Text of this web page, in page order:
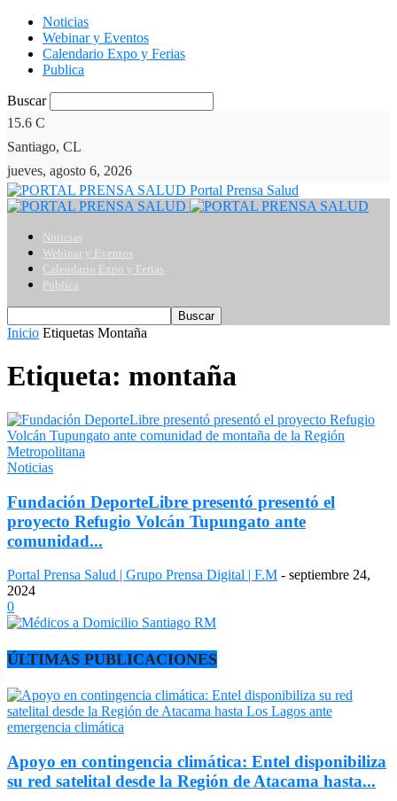
Noticias
Webinar y Eventos
Calendario Expo y Ferias
Publica
Buscar
15.6 C
Santiago, CL
jueves, agosto 6, 2026
Portal Prensa Salud
Noticias
Webinar y Eventos
Calendario Expo y Ferias
Publica
Inicio Etiquetas Montaña
Etiqueta: montaña
Noticias
Fundación DeporteLibre presentó presentó el
proyecto Refugio Volcán Tupungato ante
comunidad...
Portal Prensa Salud | Grupo Prensa Digital | F.M - septiembre 24,
2024
0
ÚLTIMAS PUBLICACIONES
Apoyo en contingencia climática: Entel disponibiliza
su red satelital desde la Región de Atacama hasta...